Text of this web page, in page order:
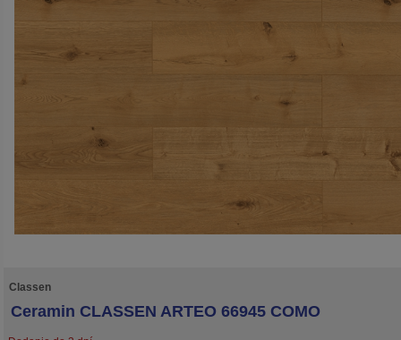
Classen
Ceramin CLASSEN ARTEO 66945 COMO